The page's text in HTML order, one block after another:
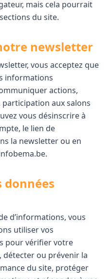
mais cela pourrait
du site.
newsletter
vous acceptez que
informations
actions,
aux salons
vous désinscrire à
le lien de
la newsletter ou en
données
d’informations, vous
utiliser vos
pour vérifier votre
détecter ou prévenir la
du site, protéger